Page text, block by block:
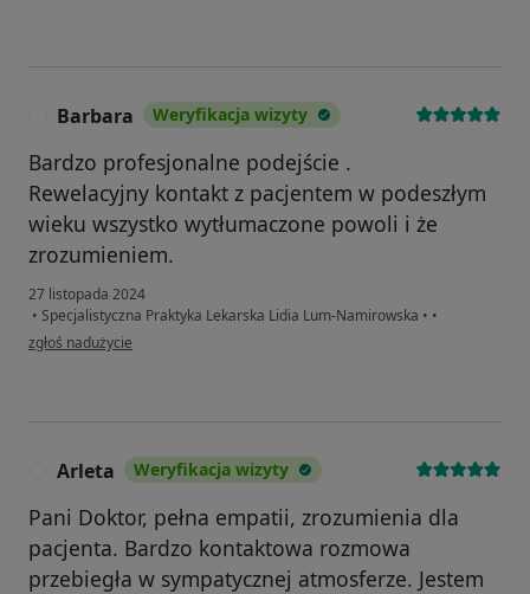
Barbara Weryfikacja wizyty
Bardzo profesjonalne podejście .
Rewelacyjny kontakt z pacjentem w podeszłym
wieku wszystko wytłumaczone powoli i że
zrozumieniem.
27 listopada 2024
• Specjalistyczna Praktyka Lekarska Lidia Lum-Namirowska • •
w opinii użytkownika Barbara
zgłoś nadużycie
Arleta Weryfikacja wizyty
Pani Doktor, pełna empatii, zrozumienia dla
pacjenta. Bardzo kontaktowa rozmowa
przebiegła w sympatycznej atmosferze. Jestem